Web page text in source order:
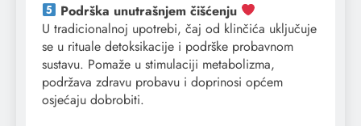
Podrška unutrašnjem čišćenju
U tradicionalnoj upotrebi, čaj od klinčića uključuje
se u rituale detoksikacije i podrške probavnom
sustavu. Pomaže u stimulaciji metabolizma,
podržava zdravu probavu i doprinosi općem
osjećaju dobrobiti.